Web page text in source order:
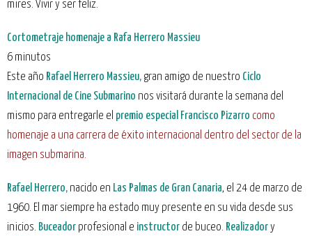
mires. Vivir y ser feliz.
Cortometraje homenaje a Rafa Herrero Massieu
6 minutos
Este año Rafael Herrero Massieu, gran amigo de nuestro Ciclo
Internacional de Cine Submarino nos visitará durante la semana del
mismo para entregarle el premio especial Francisco Pizarro como
homenaje a una carrera de éxito internacional dentro del sector de la
imagen submarina.
Rafael Herrero, nacido en Las Palmas de Gran Canaria, el 24 de marzo de
1960. El mar siempre ha estado muy presente en su vida desde sus
inicios. Buceador profesional e instructor de buceo. Realizadory